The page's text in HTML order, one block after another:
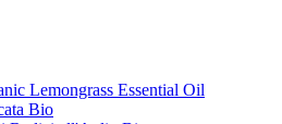
Lemongrass Essential Oil
Bio